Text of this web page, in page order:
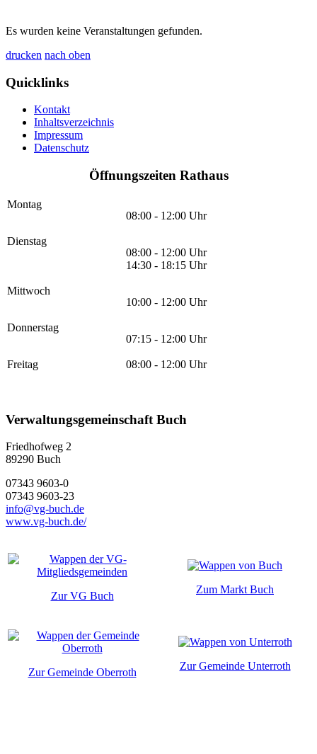
Es wurden keine Veranstaltungen gefunden.
drucken nach oben
Quicklinks
Kontakt
Inhaltsverzeichnis
Impressum
Datenschutz
Öffnungszeiten Rathaus
Montag
08:00 - 12:00 Uhr
Dienstag
08:00 - 12:00 Uhr
14:30 - 18:15 Uhr
Mittwoch
10:00 - 12:00 Uhr
Donnerstag
07:15 - 12:00 Uhr
Freitag 08:00 - 12:00 Uhr
Verwaltungsgemeinschaft Buch
Friedhofweg 2
89290 Buch
07343 9603-0
07343 9603-23
info@vg-buch.de
www.vg-buch.de/
Zur VG Buch
Zum Markt Buch
Zur Gemeinde Oberroth
Zur Gemeinde Unterroth